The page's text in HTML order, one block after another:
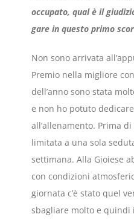
occupato, qual è il
gare in questo primo
Non sono arrivata
Premio nella migliore
dell’anno sono stata
e non ho potuto
all’allenamento. Prima
limitata a una sola
settimana. Alla Gioiese
con condizioni
giornata c’è stato quel
sbagliare molto e